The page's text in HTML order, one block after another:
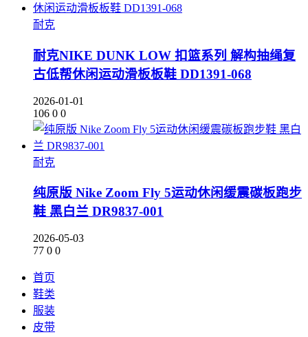
耐克
耐克NIKE DUNK LOW 扣篮系列 解构抽绳复
古低帮休闲运动滑板板鞋 DD1391-068
2026-01-01
106 0 0
耐克
纯原版 Nike Zoom Fly 5运动休闲缓震碳板跑步
鞋 黑白兰 DR9837-001
2026-05-03
77 0 0
首页
鞋类
服装
皮带